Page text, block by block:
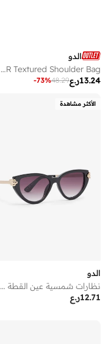
الدو
KORER Textured Shoulder Bag
ر.ع13.24
48.29
-73%
الأكثر مشاهدة
الدو
نظارات شمسية عين القطة غايا
ر.ع12.71